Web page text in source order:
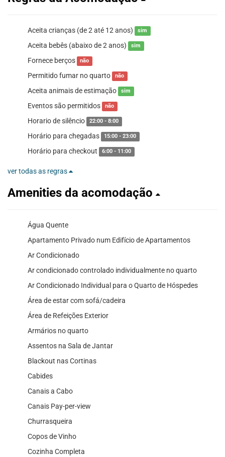
Aceita crianças (de 2 até 12 anos) sim
Aceita bebês (abaixo de 2 anos) sim
Fornece berços não
Permitido fumar no quarto não
Aceita animais de estimação sim
Eventos são permitidos não
Horario de silêncio 22:00 - 8:00
Horário para chegadas 15:00 - 23:00
Horário para checkout 6:00 - 11:00
ver todas as regras
Amenities da acomodação
Água Quente
Apartamento Privado num Edifício de Apartamentos
Ar Condicionado
Ar condicionado controlado individualmente no quarto
Ar Condicionado Individual para o Quarto de Hóspedes
Área de estar com sofá/cadeira
Área de Refeições Exterior
Armários no quarto
Assentos na Sala de Jantar
Blackout nas Cortinas
Cabides
Canais a Cabo
Canais Pay-per-view
Churrasqueira
Copos de Vinho
Cozinha Completa